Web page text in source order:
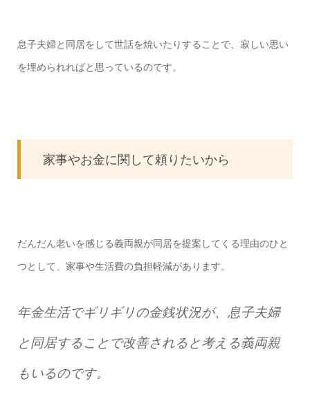
息子夫婦と同居をして世話を焼いたりすることで、寂しい思い
を埋められればと思っているのです。
家事やお金に関して頼りたいから
だんだん老いを感じる義両親が同居を提案してくる理由のひと
つとして、家事や生活費の負担軽減があります。
年金生活でギリギリの金銭状況が、息子夫婦
と同居することで改善されると考える義両親
もいるのです。